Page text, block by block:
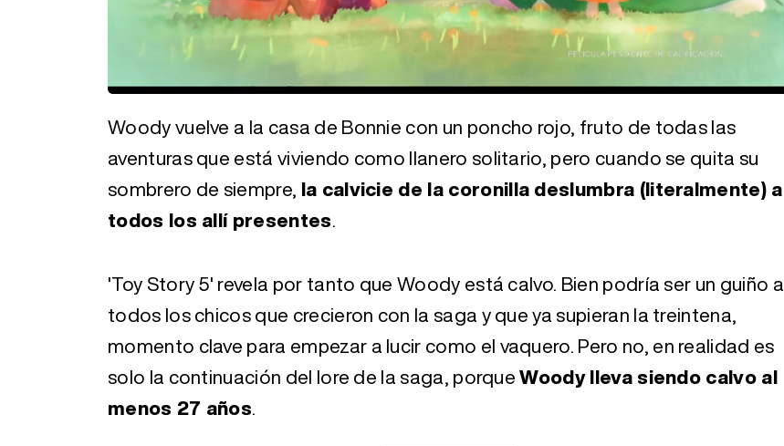
Unmute
29.19%
Woody vuelve a la casa de Bonnie con un poncho rojo, fruto de todas las
aventuras que está viviendo como llanero solitario, pero cuando se quita su
sombrero de siempre, la calvicie de la coronilla deslumbra (literalmente) a
todos los allí presentes.
'Toy Story 5' revela por tanto que Woody está calvo. Bien podría ser un guiño a
todos los chicos que crecieron con la saga y que ya supieran la treintena,
momento clave para empezar a lucir como el vaquero. Pero no, en realidad es
solo la continuación del lore de la saga, porqueWoody lleva siendo calvo al
menos 27 años.